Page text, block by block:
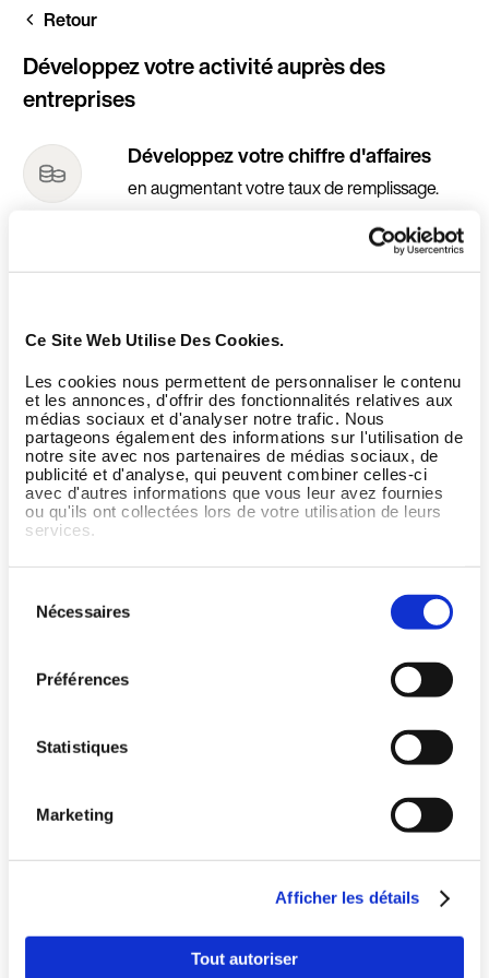
Ce Site Web Utilise Des Cookies.
Les cookies nous permettent de personnaliser le contenu
et les annonces, d'offrir des fonctionnalités relatives aux
médias sociaux et d'analyser notre trafic. Nous
partageons également des informations sur l'utilisation de
notre site avec nos partenaires de médias sociaux, de
publicité et d'analyse, qui peuvent combiner celles-ci
avec d'autres informations que vous leur avez fournies
ou qu'ils ont collectées lors de votre utilisation de leurs
services.
Nécessaires
Préférences
Statistiques
Marketing
Afficher les détails
Tout autoriser
Aller
principal
Retour
Développez votre activité auprès des
entreprises
Développez votre chiffre d'affaires
en augmentant votre taux de remplissage.
complémentaire.
en bénéficiant de nos actions de
communication.
Langue